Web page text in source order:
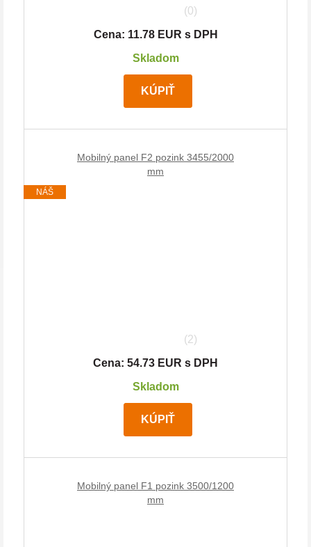
(0)
Cena: 11.78 EUR s DPH
Skladom
KÚPIŤ
Mobilný panel F2 pozink 3455/2000
mm
NÁŠ
(2)
Cena: 54.73 EUR s DPH
Skladom
KÚPIŤ
Mobilný panel F1 pozink 3500/1200
mm